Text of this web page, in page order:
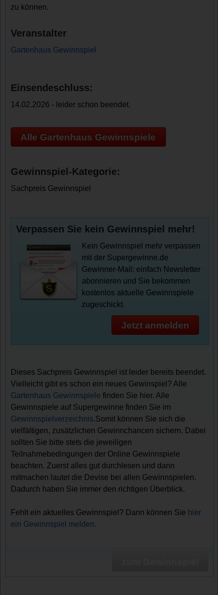
zu können.
Veranstalter
Gartenhaus Gewinnspiel
Einsendeschluss:
14.02.2026 - leider schon beendet.
Alle Gartenhaus Gewinnspiele
Gewinnspiel-Kategorie:
Sachpreis Gewinnspiel
Verpassen Sie kein Gewinnspiel mehr!
Kein Gewinnspiel mehr verpassen
mit der Supergewinne.de
Gewinner-Mail: einfach Newsletter
abonnieren und Sie bekommen
kostenlos aktuelle Gewinnspiele
zugeschickt.
Jetzt anmelden
Dieses Sachpreis Gewinnspiel ist leider bereits beendet.
Vielleicht gibt es schon ein neues Gewinspiel? Alle
Gartenhaus Gewinnspiele finden Sie hier. Alle
Gewinnspiele auf Supergewinne finden Sie im
Gewinnspielverzeichnis.Somit können Sie sich die
vielfältigen, zusätzlichen Gewinnchancen sichern. Dabei
sollten Sie bitte stets die jeweiligen
Teilnahmebedingungen der Online Gewinnspiele
beachten. Zuerst alles gut durchlesen und dann
mitmachen lautet die Devise bei allen Gewinnspielen.
Dadurch haben Sie immer den richtigen Überblick.
Fehlt ein aktuelles Gewinnspiel? Dann können Sie hier
ein Gewinnspiel melden.